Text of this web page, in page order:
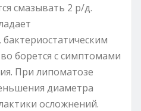
смазывать 2 р/д.
борется с симптомами
При липоматозе
диаметра
осложнений.